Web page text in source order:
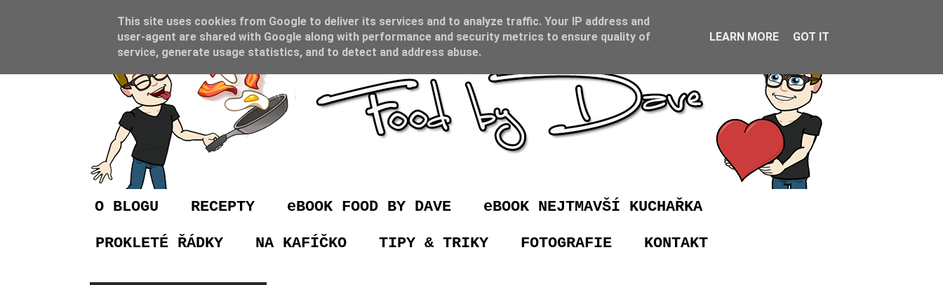
O BLOGU RECEPTY eBOOK FOOD BY DAVE eBOOK NEJTMAVŠÍ KUCHAŘKA
PROKLETÉ ŘÁDKY NA KAFÍČKO TIPY & TRIKY FOTOGRAFIE KONTAKT
This site uses cookies from Google to deliver its services and to analyze traffic. Your IP address and
user-agent are shared with Google along with performance and security metrics to ensure quality of
service, generate usage statistics, and to detect and address abuse.
LEARN MORE GOT IT